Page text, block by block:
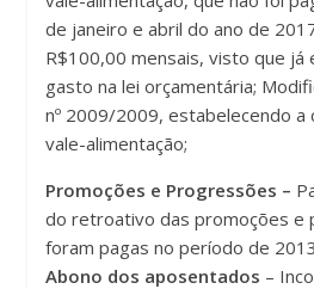
de janeiro e abril do ano de
R$100,00 mensais, visto que
gasto na lei orçamentária;
nº 2009/2009, estabelecendo a
vale-alimentação;
Promoções e Progressões –
do retroativo das promoções e
foram pagas no período de
Abono dos aposentados –